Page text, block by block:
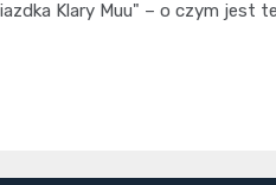
Klary Muu" – o czym jest